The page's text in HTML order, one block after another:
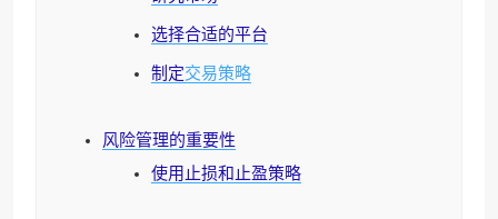
选择合适的平台
制定交易策略
风险管理的重要性
使用止损和止盈策略